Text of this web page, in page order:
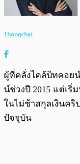
Thongchai
ผู้ที่คลั่งไคล้บิทคอย
น์ช่วงปี 2015 แต่เริ่
ในไม่ช้าสกุลเงินคริ
ปัจจุบัน